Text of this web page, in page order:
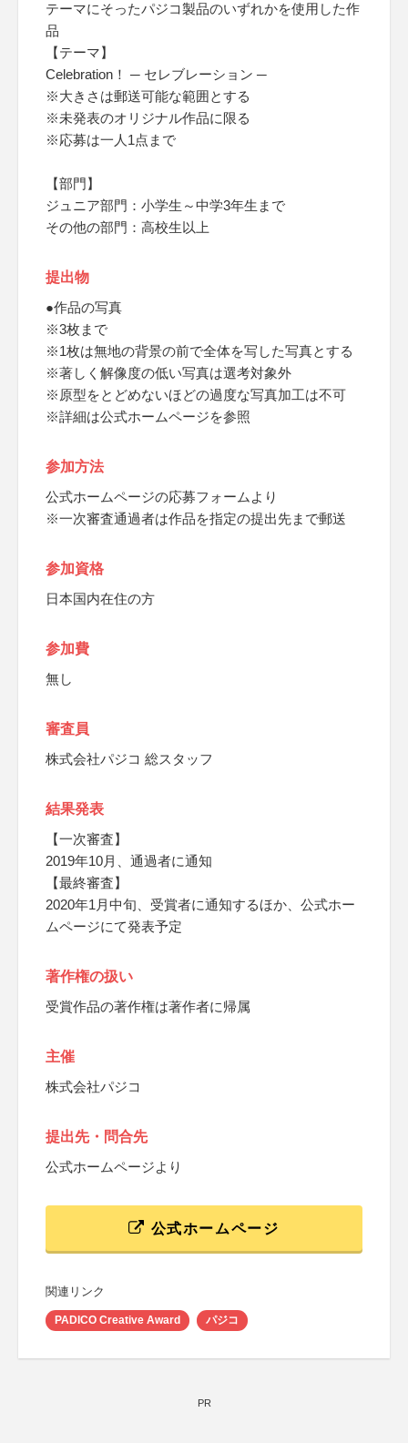
テーマにそったパジコ製品のいずれかを使用した作
品
【テーマ】
Celebration！ ─ セレブレーション ─
※大きさは郵送可能な範囲とする
※未発表のオリジナル作品に限る
※応募は一人1点まで
【部門】
ジュニア部門：小学生～中学3年生まで
その他の部門：高校生以上
提出物
●作品の写真
※3枚まで
※1枚は無地の背景の前で全体を写した写真とする
※著しく解像度の低い写真は選考対象外
※原型をとどめないほどの過度な写真加工は不可
※詳細は公式ホームページを参照
参加方法
公式ホームページの応募フォームより
※一次審査通過者は作品を指定の提出先まで郵送
参加資格
日本国内在住の方
参加費
無し
審査員
株式会社パジコ 総スタッフ
結果発表
【一次審査】
2019年10月、通過者に通知
【最終審査】
2020年1月中旬、受賞者に通知するほか、公式ホー
ムページにて発表予定
著作権の扱い
受賞作品の著作権は著作者に帰属
主催
株式会社パジコ
提出先・問合先
公式ホームページより
公式ホームページ
関連リンク
PADICO Creative Award パジコ
PR